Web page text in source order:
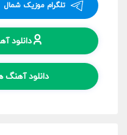
تلگرام موزیک شمال
دانلود
دانلود آهنگ